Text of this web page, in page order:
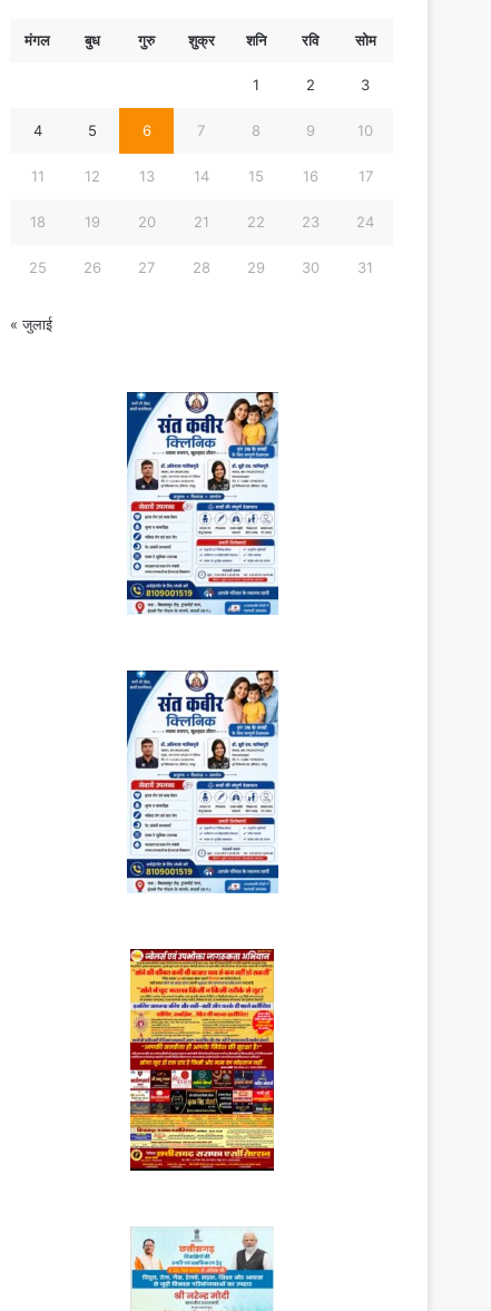
मंगल बुध गुरु शुक्र शनि रवि सोम
1 2 3
4 5 6 7 8 9 10
11 12 13 14 15 16 17
18 19 20 21 22 23 24
25 26 27 28 29 30 31
« जुलाई